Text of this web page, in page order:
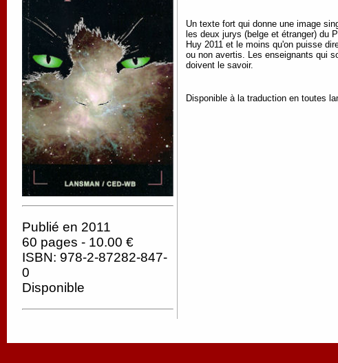
Publié en 2011
60 pages - 10.00 €
ISBN: 978-2-87282-847-
0
Disponible
Un texte fort qui donne une image
les deux jurys (belge et étranger) du
Huy 2011 et le moins qu'on puisse
ou non avertis. Les enseignants qui
doivent le savoir.
Disponible à la traduction en toutes